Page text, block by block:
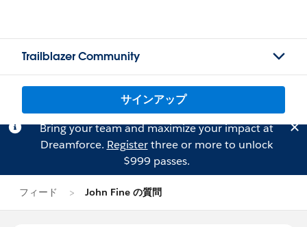
Trailblazer Community
サインアップ
Bring your team and maximize your impact at
Dreamforce. Registerthree or more to unlock
$999 passes.
フィード John Fine の質問